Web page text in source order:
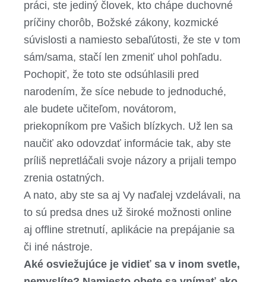
práci, ste jediný človek, kto chápe duchovné
príčiny chorôb, Božské zákony, kozmické
súvislosti a namiesto sebaľútosti, že ste v tom
sám/sama, stačí len zmeniť uhol pohľadu.
Pochopiť, že toto ste odsúhlasili pred
narodením, že síce nebude to jednoduché,
ale budete učiteľom, novátorom,
priekopníkom pre Vašich blízkych. Už len sa
naučiť ako odovzdať informácie tak, aby ste
príliš nepretláčali svoje názory a prijali tempo
zrenia ostatných.
A nato, aby ste sa aj Vy naďalej vzdelávali, na
to sú predsa dnes už široké možnosti online
aj offline stretnutí, aplikácie na prepájanie sa
či iné nástroje.
Aké osviežujúce je vidieť sa v inom svetle,